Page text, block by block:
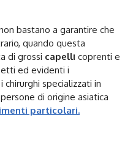
bastano a garantire che
quando questa
di grossi capelli coprenti e
ed evidenti i
specializzati in
di origine asiatica
particolari.